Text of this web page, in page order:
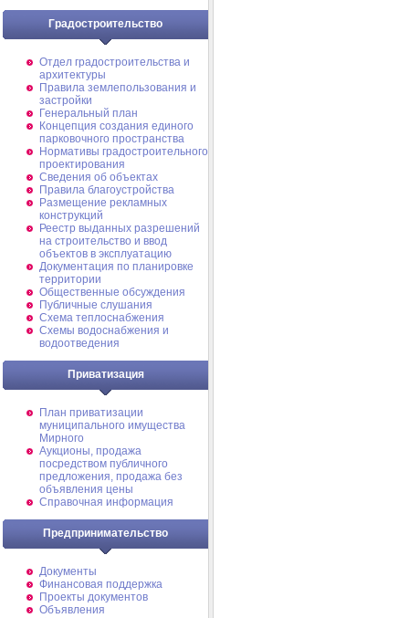
Градостроительство
Отдел градостроительства и
архитектуры
Правила землепользования и
застройки
Генеральный план
Концепция создания единого
парковочного пространства
Нормативы градостроительного
проектирования
Сведения об объектах
Правила благоустройства
Размещение рекламных
конструкций
Реестр выданных разрешений
на строительство и ввод
объектов в эксплуатацию
Документация по планировке
территории
Общественные обсуждения
Публичные слушания
Схема теплоснабжения
Схемы водоснабжения и
водоотведения
Приватизация
План приватизации
муниципального имущества
Мирного
Аукционы, продажа
посредством публичного
предложения, продажа без
объявления цены
Справочная информация
Предпринимательство
Документы
Финансовая поддержка
Проекты документов
Объявления